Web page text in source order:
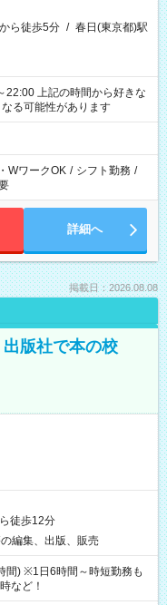
ら徒歩5分 / 春日(東京都)駅
ら好きな
る可能性があります
WワークOK / シフト勤務 /
詳細へ
掲載日：2026.08.08
版社で本の校
徒歩12分
編集、出版、販売
) ※1日6時間～時短勤務も
など！